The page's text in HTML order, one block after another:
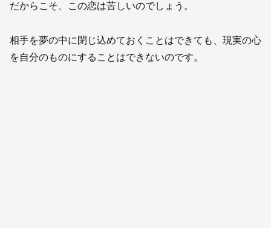
だからこそ、この恋は苦しいのでしょう。
相手を夢の中に閉じ込めておくことはできても、現実の心
を自分のものにすることはできないのです。